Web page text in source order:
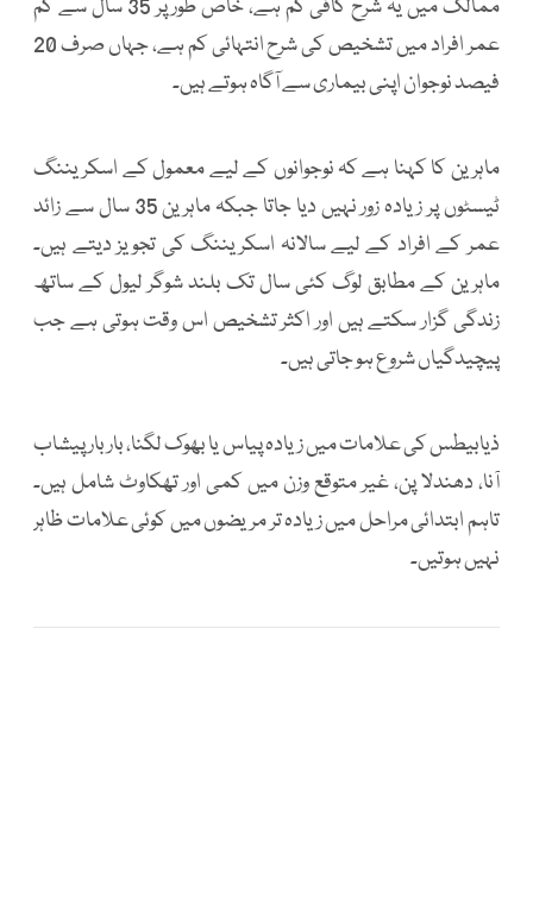
ممالک میں یہ شرح کافی کم ہے، خاص طور پر 35 سال سے کم
عمر افراد میں تشخیص کی شرح انتہائی کم ہے، جہاں صرف 20
فیصد نوجوان اپنی بیماری سے آگاہ ہوتے ہیں۔
ماہرین کا کہنا ہے کہ نوجوانوں کے لیے معمول کے اسکریننگ
ٹیسٹوں پر زیادہ زور نہیں دیا جاتا جبکہ ماہرین 35 سال سے زائد
عمر کے افراد کے لیے سالانہ اسکریننگ کی تجویز دیتے ہیں۔
ماہرین کے مطابق لوگ کئی سال تک بلند شوگر لیول کے ساتھ
زندگی گزار سکتے ہیں اور اکثر تشخیص اس وقت ہوتی ہے جب
پیچیدگیاں شروع ہو جاتی ہیں۔
ذیابیطس کی علامات میں زیادہ پیاس یا بھوک لگنا، بار بار پیشاب
آنا، دھندلا پن، غیر متوقع وزن میں کمی اور تھکاوٹ شامل ہیں۔
تاہم ابتدائی مراحل میں زیادہ تر مریضوں میں کوئی علامات ظاہر
نہیں ہوتیں۔